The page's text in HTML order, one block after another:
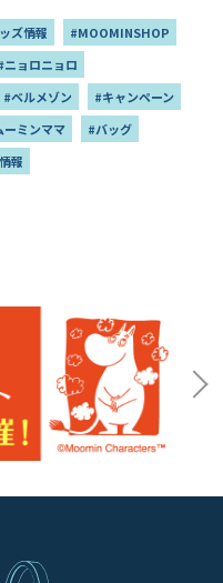
ズ情報
#MOOMINSHOP
ニョロニョロ
#ベルメゾン
#キャンペーン
ーミンママ
#バッグ
報